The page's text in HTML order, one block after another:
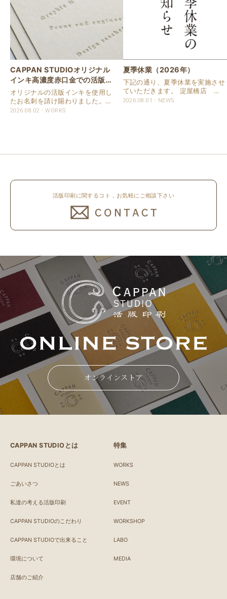
CAPPAN STUDIOオリジナル
インキ高濃度赤口金での活版名
刺
オリジナルの活版インキを使用し
たお名刺を請け賜わりました。
用紙は新バフン紙Nのきぬを使用
2026.08.02 WORKS
夏季休業（2026年）
下記の通り、夏季休業を実施させ
ていただきます。 淀屋橋店 通
常営業いたします。 奈良店 8月
2026.08.01 NEWS
活版印刷に関するコト，お気軽にご相談下さい
オンラインストア
CAPPAN STUDIOとは
CAPPAN STUDIOとは
ごあいさつ
私達の考える活版印刷
CAPPAN STUDIOのこだわり
CAPPAN STUDIOで出来ること
環境について
店舗のご紹介
特集
WORKS
NEWS
EVENT
WORKSHOP
LABO
MEDIA